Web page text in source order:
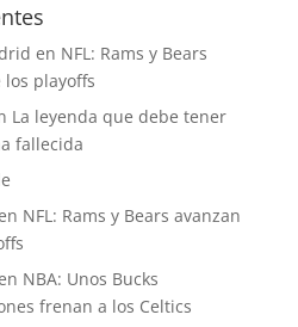
en NFL: Rams y Bears
playoffs
La leyenda que debe tener
fallecida
NFL: Rams y Bears avanzan
NBA: Unos Bucks
frenan a los Celtics